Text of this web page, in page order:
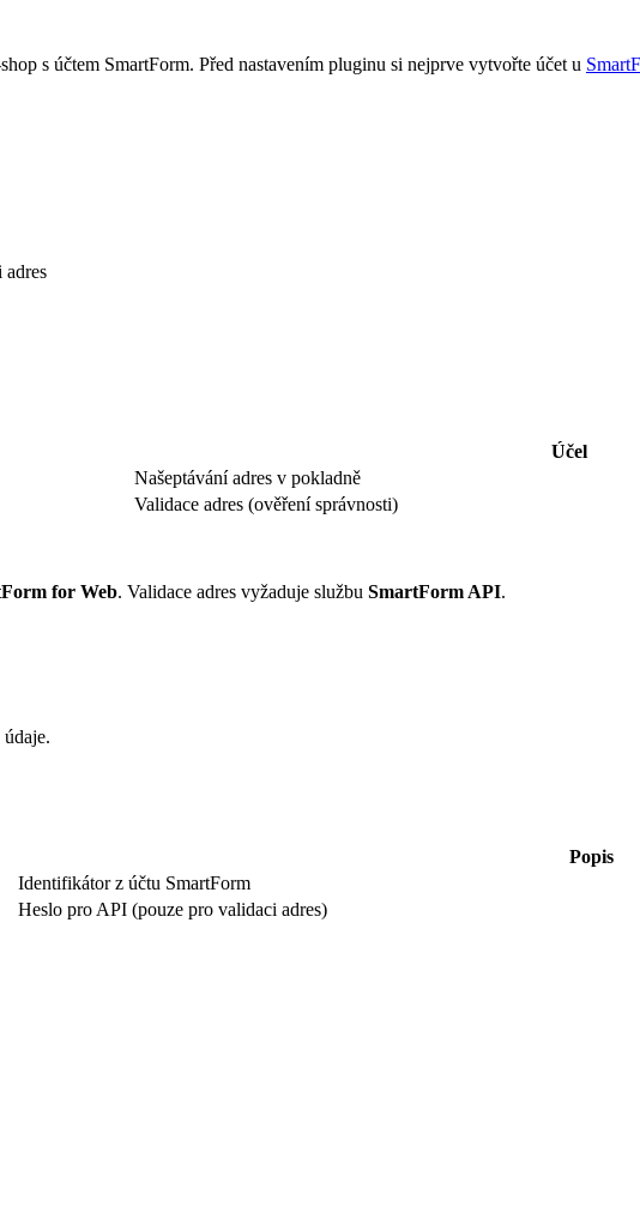
s účtem SmartForm. Před nastavením pluginu si nejprve vytvořte účet u
adres
Účel
Našeptávání adres v pokladně
Validace adres (ověření správnosti)
for Web. Validace adres vyžaduje službu SmartForm API.
Popis
Identifikátor z účtu SmartForm
Heslo pro API (pouze pro validaci adres)